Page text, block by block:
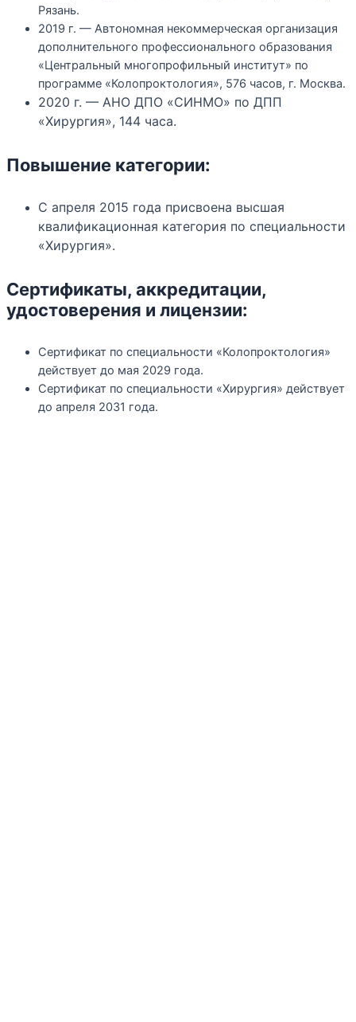
Рязань.
2019 г. — Автономная некоммерческая организация
дополнительного профессионального образования
«Центральный многопрофильный институт» по
программе «Колопроктология», 576 часов, г. Москва.
2020 г. — АНО ДПО «СИНМО» по ДПП
«Хирургия», 144 часа.
Повышение категории:
С апреля 2015 года присвоена высшая
квалификационная категория по специальности
«Хирургия».
Сертификаты, аккредитации,
удостоверения и лицензии:
Сертификат по специальности «Колопроктология»
действует до мая 2029 года.
Сертификат по специальности «Хирургия» действует
до апреля 2031 года.